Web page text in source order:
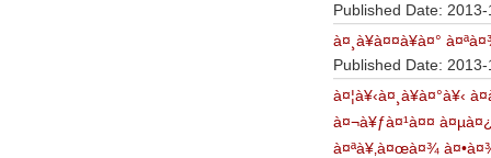
Published Date:
à¤¸à¥à¤¤à¥à¤°
Published Date: 2013-
à¤¦à¥‹à¤¸à¥à¤°à¥‹
à¤¬à¥ƒà¤¹à¤¤
à¤ªà¥‚à¤œà¤¾